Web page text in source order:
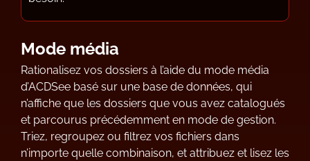
Mode média
Rationalisez vos dossiers à l’aide du mode média
d’ACDSee basé sur une base de données, qui
n’affiche que les dossiers que vous avez catalogués
et parcourus précédemment en mode de gestion.
Triez, regroupez ou filtrez vos fichiers dans
n’importe quelle combinaison, et attribuez et lisez les